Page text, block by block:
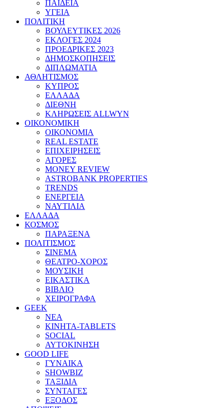
ΠΑΙΔΕΙΑ
ΥΓΕΙΑ
ΠΟΛΙΤΙΚΗ
ΒΟΥΛΕΥΤΙΚΕΣ 2026
ΕΚΛΟΓΕΣ 2024
ΠΡΟΕΔΡΙΚΕΣ 2023
ΔΗΜΟΣΚΟΠΗΣΕΙΣ
ΔΙΠΛΩΜΑΤΙΑ
ΑΘΛΗΤΙΣΜΟΣ
ΚΥΠΡΟΣ
ΕΛΛΑΔΑ
ΔΙΕΘΝΗ
ΚΛΗΡΩΣΕΙΣ ALLWYN
ΟΙΚΟΝΟΜΙΚΗ
ΟΙΚΟΝΟΜΙΑ
REAL ESTATE
ΕΠΙΧΕΙΡΗΣΕΙΣ
ΑΓΟΡΕΣ
MONEY REVIEW
ASTROBANK PROPERTIES
TRENDS
ΕΝΕΡΓΕΙΑ
ΝΑΥΤΙΛΙΑ
ΕΛΛΑΔΑ
ΚΟΣΜΟΣ
ΠΑΡΑΞΕΝΑ
ΠΟΛΙΤΙΣΜΟΣ
ΣΙΝΕΜΑ
ΘΕΑΤΡΟ-ΧΟΡΟΣ
ΜΟΥΣΙΚΗ
ΕΙΚΑΣΤΙΚΑ
ΒΙΒΛΙΟ
ΧΕΙΡΟΓΡΑΦΑ
GEEK
ΝΕΑ
ΚΙΝΗΤΑ-TABLETS
SOCIAL
ΑΥΤΟΚΙΝΗΣΗ
GOOD LIFE
ΓΥΝΑΙΚΑ
SHOWBIZ
ΤΑΞΙΔΙΑ
ΣΥΝΤΑΓΕΣ
ΕΞΟΔΟΣ